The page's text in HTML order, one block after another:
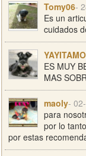
Tomy06-
Es un
cuidados
ES MUY
MAS
maoly-
para
por lo
por estas